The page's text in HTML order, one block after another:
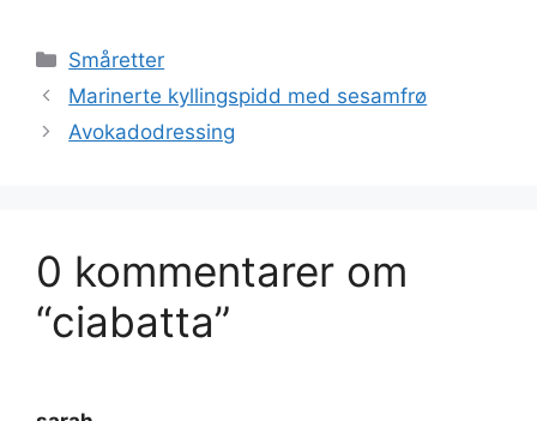
Kategorier
Småretter
Marinerte kyllingspidd med sesamfrø
Avokadodressing
0 kommentarer om
“ciabatta”